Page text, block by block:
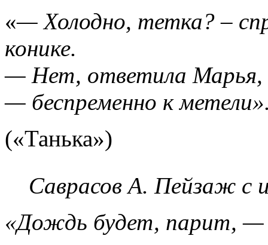
«— Холодно, тетка? –
конике.
— Нет, ответила Марья,
— беспременно к
(«Танька»)
Саврасов А. Пейзаж с
«Дождь будет, парит, —